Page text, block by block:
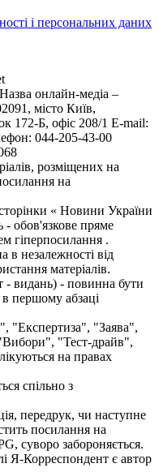
і персональних даних
онлайн-медіа –
місто Київ,
Б, офіс 208/1 E-mail:
044-205-43-00
розміщених на
на
« Новини України
- обов'язкове пряме
гіперпосилання .
в незалежності від
матеріалів.
- видань) - повинна бути
першому абзаці
"Експертиза", "Заява",
"Тест-драйв",
на правах
спільно з
передрук, чи наступне
посилання на
суворо забороняється.
Я-Корреспондент є автор